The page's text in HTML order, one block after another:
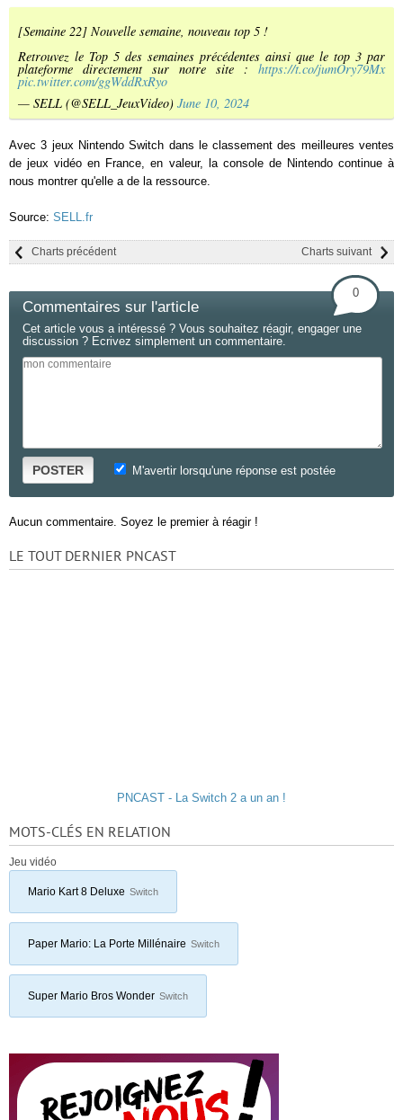
[Semaine 22] Nouvelle semaine, nouveau top 5 !
Retrouvez le Top 5 des semaines précédentes ainsi que le top 3 par
plateforme directement sur notre site : https://t.co/jumOry79Mx
pic.twitter.com/ggWddRxRyo
— SELL (@SELL_JeuxVideo) June 10, 2024
Avec 3 jeux Nintendo Switch dans le classement des meilleures ventes
de jeux vidéo en France, en valeur, la console de Nintendo continue à
nous montrer qu'elle a de la ressource.
Source: SELL.fr
Charts suivant
Charts précédent
Commentaires sur l'article
0
Cet article vous a intéressé ? Vous souhaitez réagir, engager une
discussion ? Ecrivez simplement un commentaire.
POSTER M'avertir lorsqu'une réponse est postée
Aucun commentaire. Soyez le premier à réagir !
LE TOUT DERNIER PNCAST
PNCAST - La Switch 2 a un an !
MOTS-CLÉS EN RELATION
Jeu vidéo
Mario Kart 8 Deluxe Switch
Paper Mario: La Porte Millénaire Switch
Super Mario Bros Wonder Switch